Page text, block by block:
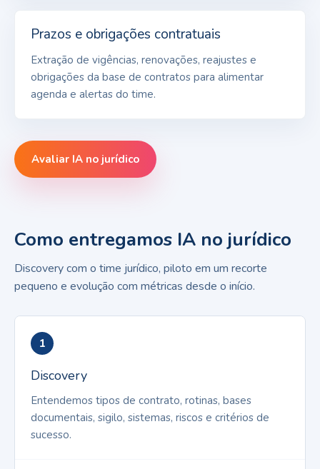
Prazos e obrigações contratuais
Extração de vigências, renovações, reajustes e
obrigações da base de contratos para alimentar
agenda e alertas do time.
Avaliar IA no jurídico
Como entregamos IA no jurídico
Discovery com o time jurídico, piloto em um recorte
pequeno e evolução com métricas desde o início.
1
Discovery
Entendemos tipos de contrato, rotinas, bases
documentais, sigilo, sistemas, riscos e critérios de
sucesso.